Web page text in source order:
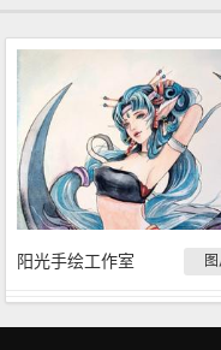
阳光手绘工作室